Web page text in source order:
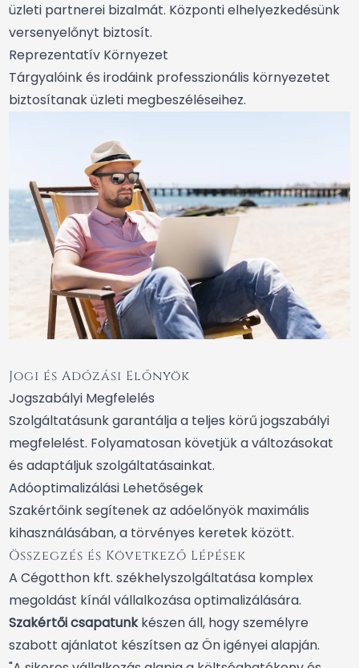
üzleti partnerei bizalmát. Központi elhelyezkedésünk
versenyelőnyt biztosít.
Reprezentatív Környezet
Tárgyalóink és irodáink professzionális környezetet
biztosítanak üzleti megbeszéléseihez.
Jogi és Adózási Előnyök
Jogszabályi Megfelelés
Szolgáltatásunk garantálja a teljes körű jogszabályi
megfelelést. Folyamatosan követjük a változásokat
és adaptáljuk szolgáltatásainkat.
Adóoptimalizálási Lehetőségek
Szakértőink segítenek az adóelőnyök maximális
kihasználásában, a törvényes keretek között.
Összegzés és Következő Lépések
A Cégotthon kft. székhelyszolgáltatása komplex
megoldást kínál vállalkozása optimalizálására.
Szakértői csapatunkkészen áll, hogy személyre
szabott ajánlatot készítsen az Ön igényei alapján.